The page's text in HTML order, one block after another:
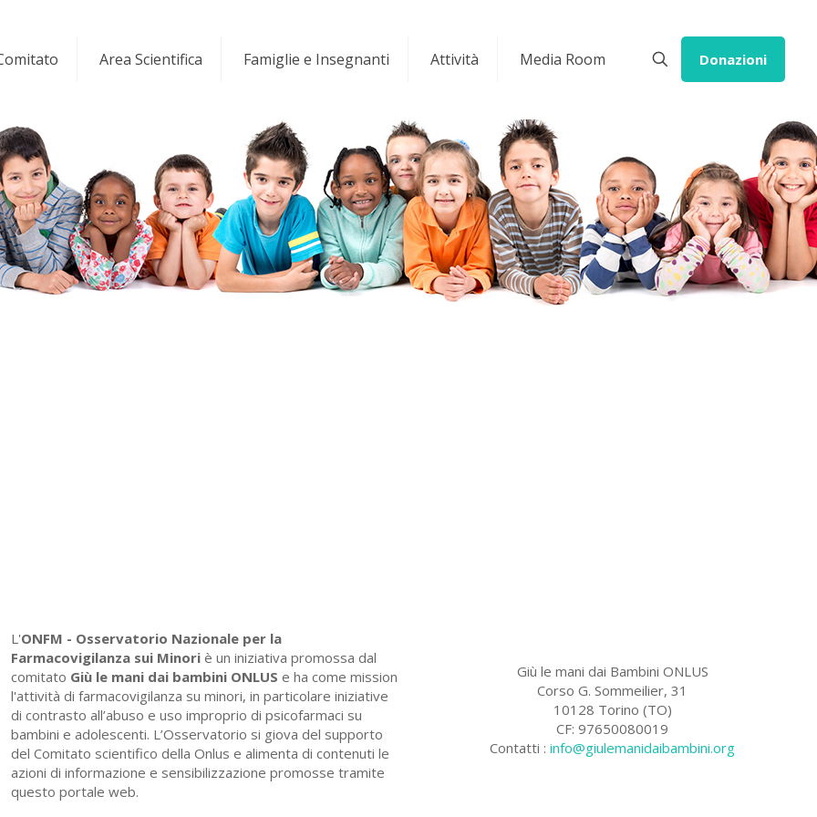
Area Scientifica Famiglie e Insegnanti Attività Media Room Donazioni
L'ONFM - Osservatorio Nazionale per la
Farmacovigilanza sui Minori è un iniziativa promossa dal
comitato Giù le mani dai bambini ONLUS e ha come mission
l'attività di farmacovigilanza su minori, in particolare iniziative
di contrasto all’abuso e uso improprio di psicofarmaci su
bambini e adolescenti. L’Osservatorio si giova del supporto
del Comitato scientifico della Onlus e alimenta di contenuti le
azioni di informazione e sensibilizzazione promosse tramite
questo portale web.
Giù le mani dai Bambini ONLUS
Corso G. Sommeilier, 31
10128 Torino (TO)
CF: 97650080019
Contatti :info@giulemanidaibambini.org